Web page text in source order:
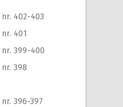
402-403
401
399-400
398
396-397